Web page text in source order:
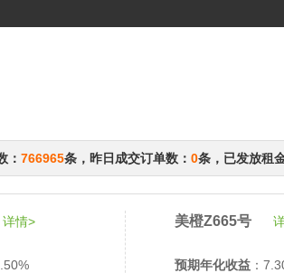
： 766965条，昨日成交订单数： 0条，已发放租
详情> 美橙Z665号
预期年化收益 ：